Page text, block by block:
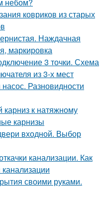
небом?
ковриков из старых
Наждачная
маркировка
3 точки. Схема
из 3-х мест
Разновидности
карниз к натяжному
карнизы
входной. Выбор
канализации. Как
своими руками.